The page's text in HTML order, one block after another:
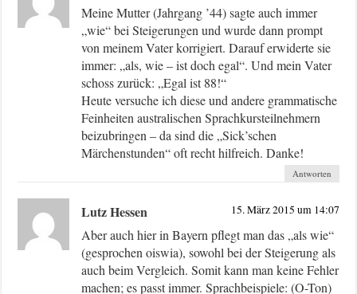
Meine Mutter (Jahrgang ’44) sagte auch immer
„wie“ bei Steigerungen und wurde dann prompt
von meinem Vater korrigiert. Darauf erwiderte sie
immer: „als, wie – ist doch egal“. Und mein Vater
schoss zurück: „Egal ist 88!“
Heute versuche ich diese und andere grammatische
Feinheiten australischen Sprachkursteilnehmern
beizubringen – da sind die „Sick’schen
Märchenstunden“ oft recht hilfreich. Danke!
Antworten
Lutz Hessen 15. März 2015 um 14:07
Aber auch hier in Bayern pflegt man das „als wie“
(gesprochen oiswia), sowohl bei der Steigerung als
auch beim Vergleich. Somit kann man keine Fehler
machen; es passt immer. Sprachbeispiele: (O-Ton)